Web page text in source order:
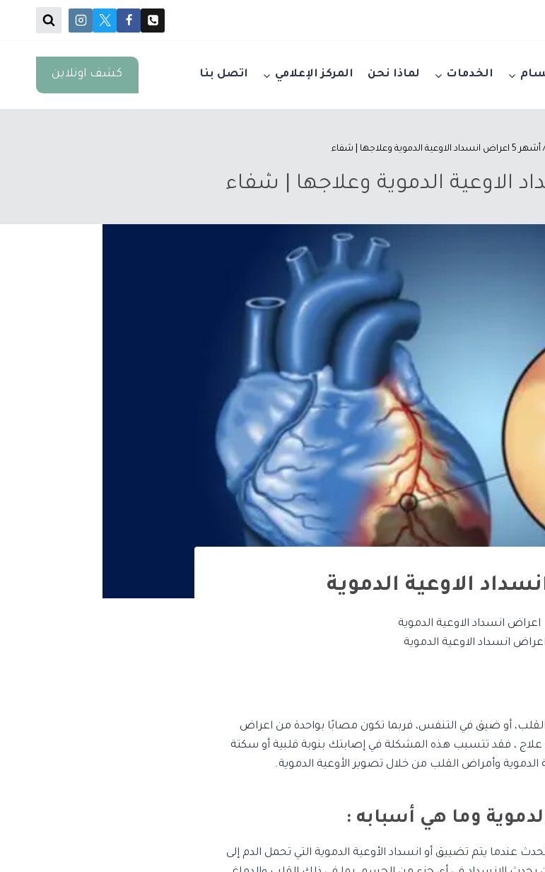
الخدمات لماذا نحن المركز الإعلامي اتصل بنا كشف اونلاين
/ أشهر 5 اعراض انسداد الاوعية الدموية وعلاجها | شفاء
الاوعية الدموية
اعراض انسداد الاوعية الدموية
أو ضيق في التنفس، فربما تكون مصابًا بواحدة من اعراض
علاج ، فقد تتسبب هذه المشكلة في إصابتك بنوبة قلبية أو سكتة
وأمراض القلب من خلال تصوير الأوعية الدموية.
وما هي أسبابه :
عندما يتم تضييق أو انسداد الأوعية الدموية التي تحمل الدم إلى